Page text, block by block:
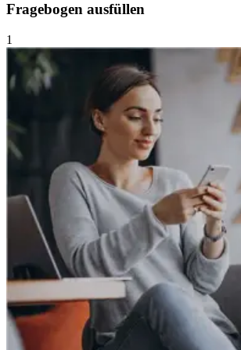
Fragebogen ausfüllen
1